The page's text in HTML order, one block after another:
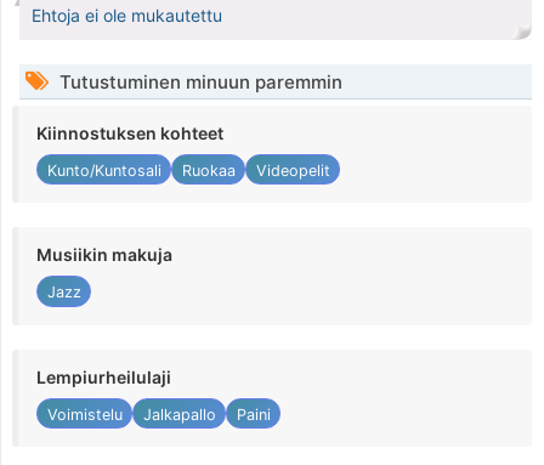
Ehtoja ei ole mukautettu
Tutustuminen minuun paremmin
Kiinnostuksen kohteet
Kunto/Kuntosali Ruokaa Videopelit
Musiikin makuja
Jazz
Lempiurheilulaji
Voimistelu Jalkapallo Paini